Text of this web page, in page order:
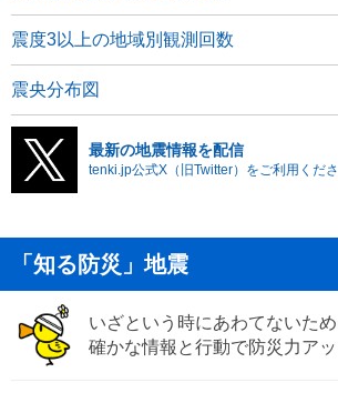
震度3以上の地域別観測回数
震央分布図
最新の地震情報を配信
tenki.jp公式X（旧Twitter）をご利用くださ
「知る防災」地震
いざという時にあわてないため
確かな情報と行動で防災力ア